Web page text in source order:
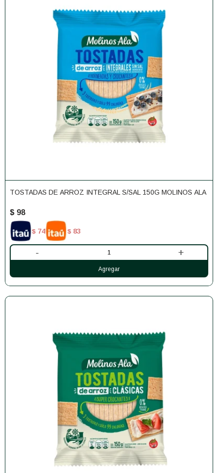
TOSTADAS DE ARROZ INTEGRAL S/SAL 150G MOLINOS ALA
$ 98
$ 74 $ 83
- +